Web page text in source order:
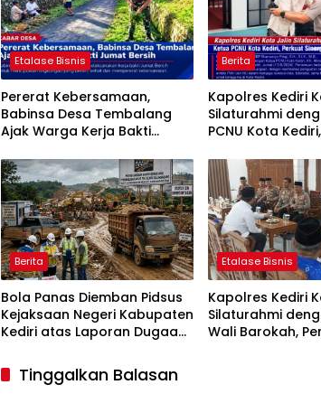
Etalase Bisnis
Pererat Kebersamaan,
Babinsa Desa Tembalang
Ajak Warga Kerja Bakti
Berita
Kapolres Kediri
Silaturahmi
PCNU Kota
Daerah
Berita
Bola Panas Diemban Pidsus
Kejaksaan Negeri Kabupaten
Kediri atas Laporan Dugaan
Proyek Tol Kediri Oleh PT.
HASTARI JAYA SENTOSA
Etalase Bisnis
Kapolres Kediri
Silaturahmi
Wali Barokah,
Tinggalkan Balasan